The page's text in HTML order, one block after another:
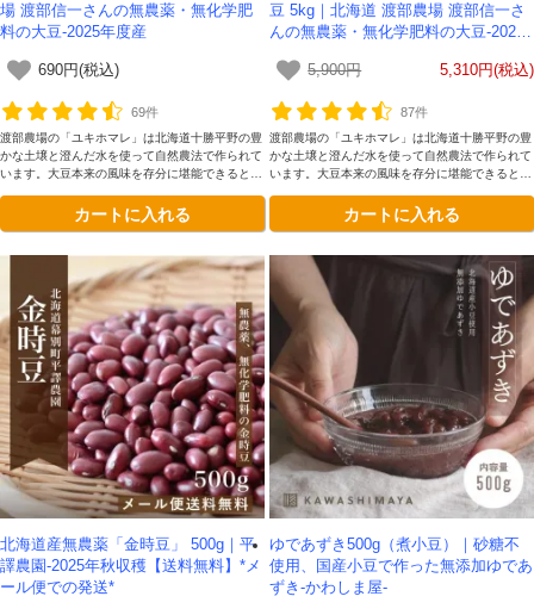
場 渡部信一さんの無農薬・無化学肥
料の大豆-2025年度産
690円(税込)
69件
渡部農場の「ユキホマレ」は北海道十勝平野の豊
かな土壌と澄んだ水を使って自然農法で作られて
います。大豆本来の風味を存分に堪能できるとて
カートに入れる
豆 5kg｜北海道 渡部農場 渡部信一さ
んの無農薬・無化学肥料の大豆-2025
5,900円
5,310円(税込)
87件
渡部農場の「ユキホマレ」は北海道十勝平野の豊
かな土壌と澄んだ水を使って自然農法で作られて
います。大豆本来の風味を存分に堪能できるとて
カートに入れる
北海道産無農薬「金時豆」 500g｜平
譯農園-2025年秋収穫【送料無料】*メ
ール便での発送*
ゆであずき500g（煮小豆）｜砂糖不
使用、国産小豆で作った無添加ゆであ
ずき-かわしま屋-